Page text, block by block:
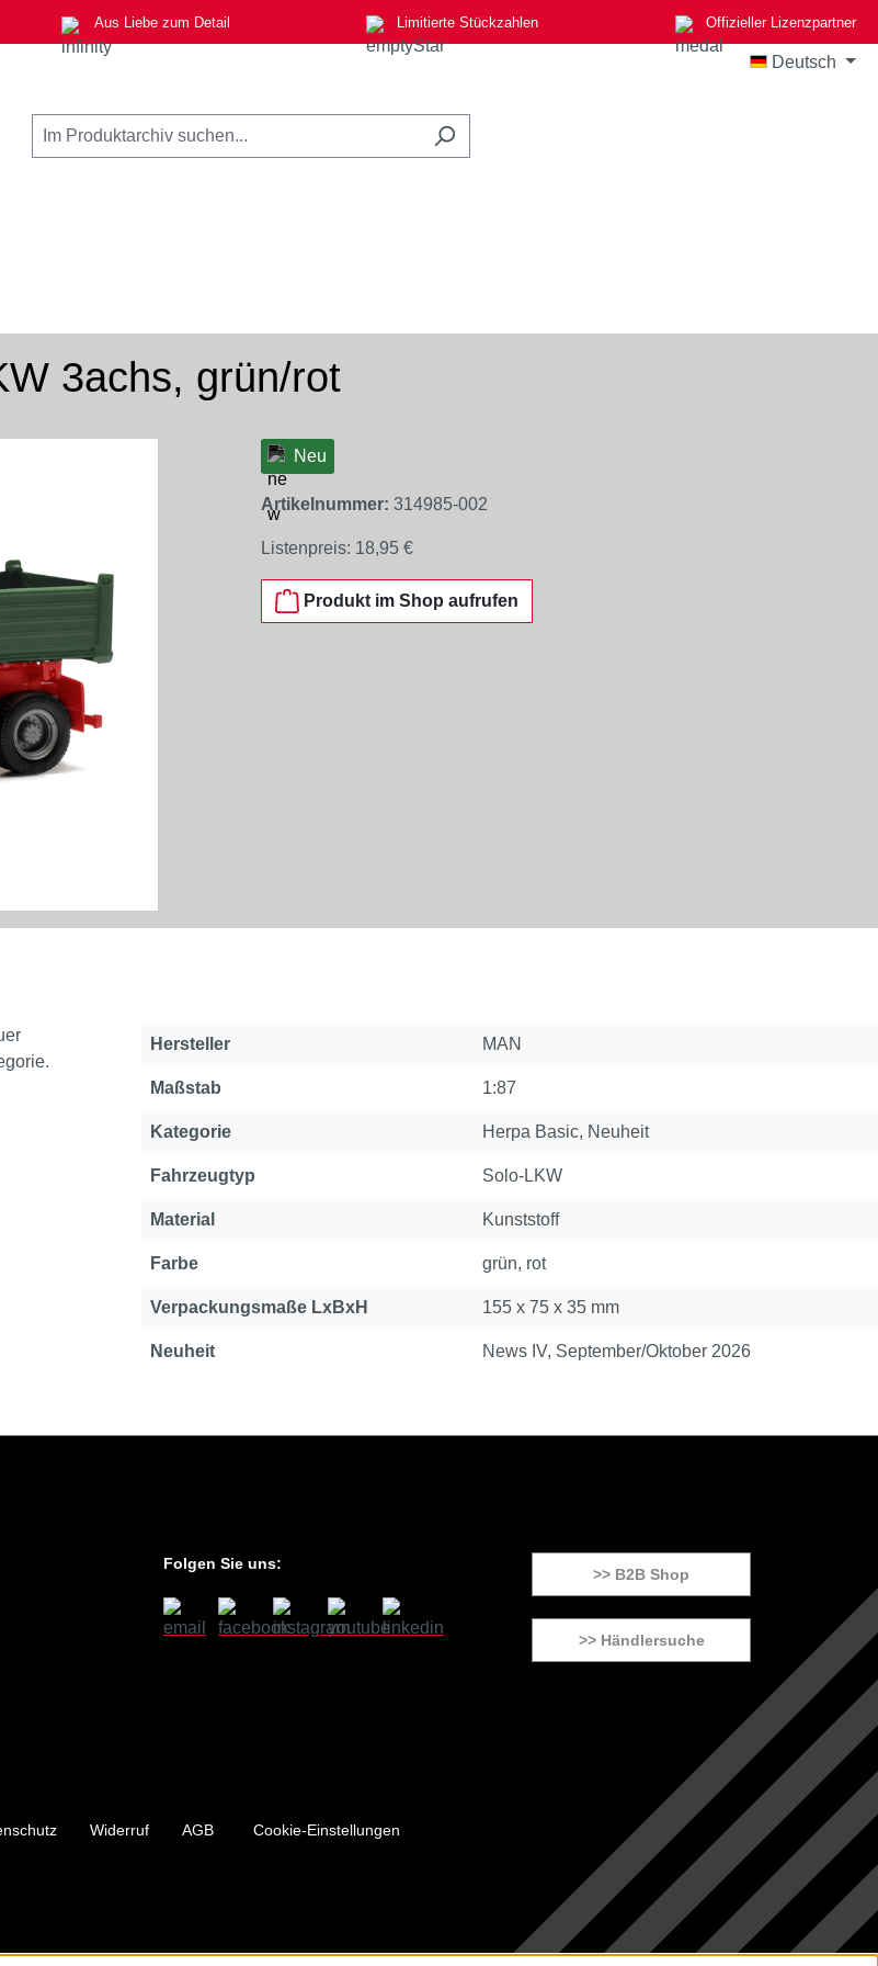
Aus Liebe zum Detail Limitierte Stückzahlen Offizieller Lizenzpartner
Deutsch
3achs, grün/rot
Neu
Artikelnummer: 314985-002
Listenpreis: 18,95 €
Produkt im Shop aufrufen
Hersteller MAN
Maßstab 1:87
Kategorie Herpa Basic, Neuheit
Fahrzeugtyp Solo-LKW
Material Kunststoff
Farbe grün, rot
Verpackungsmaße LxBxH 155 x 75 x 35 mm
Neuheit News IV, September/Oktober 2026
Folgen Sie uns:
>> B2B Shop
>> Händlersuche
Widerruf AGB Cookie-Einstellungen